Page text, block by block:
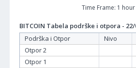
Time Frame: 1 hour
BITCOIN Tabela podrške i otpora - 22/
Podrška i Otpor
Nivo
Otpor 2
Otpor 1